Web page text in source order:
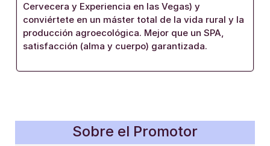
Cervecera y Experiencia en las Vegas) y
conviértete en un máster total de la vida rural y la
producción agroecológica. Mejor que un SPA,
satisfacción (alma y cuerpo) garantizada.
Sobre el Promotor